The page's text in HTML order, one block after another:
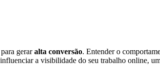
geraralta conversão. Entender o
a visibilidade do seu trabalho online,